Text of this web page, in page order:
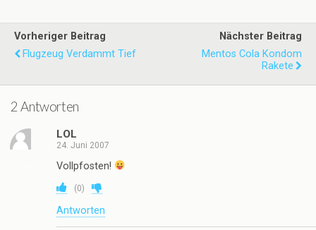
Vorheriger Beitrag
Flugzeug Verdammt Tief
Nächster Beitrag
Mentos Cola Kondom
Rakete
2 Antworten
LOL
24. Juni 2007
Vollpfosten!
(0)
Antworten